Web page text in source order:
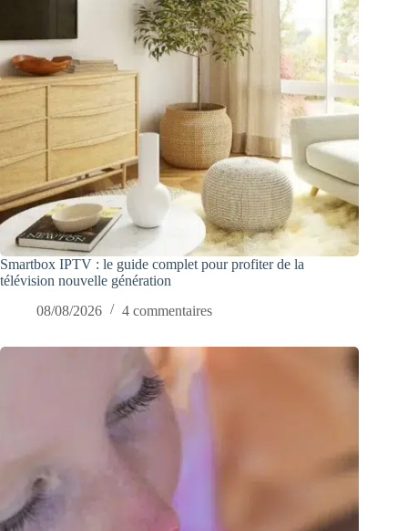
Smartbox IPTV : le guide complet pour profiter de la
télévision nouvelle génération
08/08/2026
4 commentaires